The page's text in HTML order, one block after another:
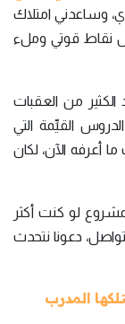
وساعدني امتلاك
نقاط قوتي وملء
من العقبات
القيِّمة التي
أعرفه الآن، لكان
لو كنت أكثر
دعونا نتحدث
المدرب